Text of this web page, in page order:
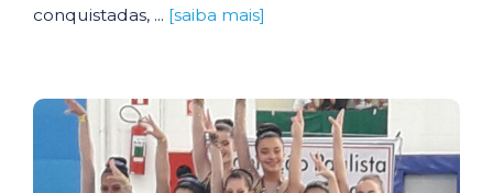
conquistadas, ... [saiba mais]